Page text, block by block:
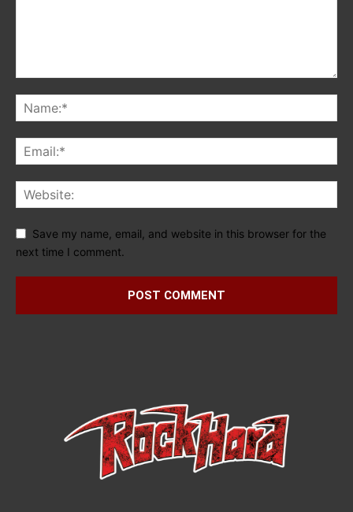
Save my name, email, and website in this browser for the
next time I comment.